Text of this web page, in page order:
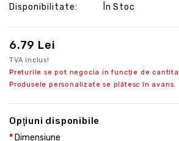
Disponibilitate:
În Stoc
6.79 Lei
TVA inclus!
Preturile se pot negocia in funcție de
Produsele personalizate se plătesc în avans.
Opţiuni disponibile
Dimensiune